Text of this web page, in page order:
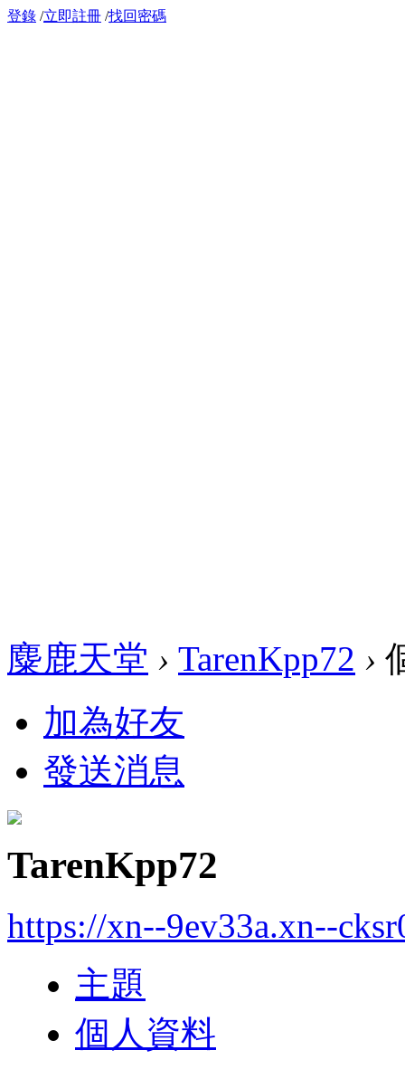
登錄 /立即註冊 /找回密碼
麋鹿天堂 › TarenKpp72 ›
加為好友
發送消息
TarenKpp72
https://xn--9ev33a.xn--
主題
個人資料